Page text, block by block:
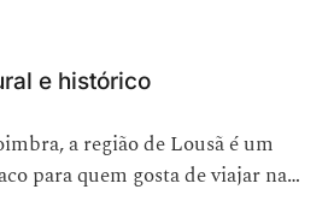
e histórico
a região de Lousã é um
para quem gosta de viajar na…